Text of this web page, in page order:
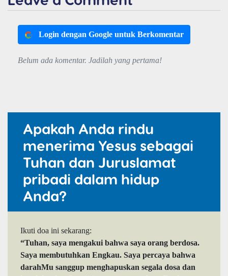
Login dengan Google untuk Berkomentar
Belum ada komentar. Jadilah yang pertama!
Apakah Anda rindu
menerima Yesus sebagai
Tuhan dan Juruslamat
pribadi dalam hidup
Anda?
Ikuti doa ini sekarang:
“Tuhan, saya mengakui bahwa saya orang berdosa.
Saya membutuhkan Engkau. Saya percaya bahwa
darahMu sanggup menghapuskan segala dosa dan